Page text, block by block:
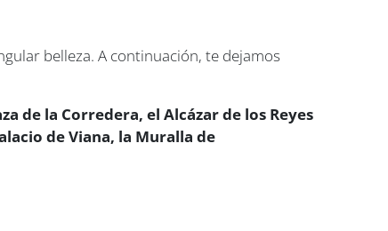
belleza. A continuación, te dejamos
de la Corredera, el Alcázar de los Reyes
de Viana, la Muralla de